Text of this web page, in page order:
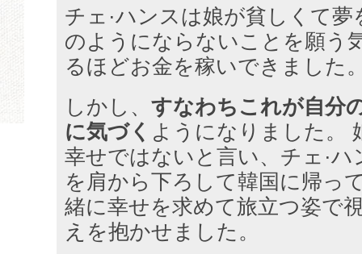
チェ·ハンスは娘が貧しくて
のようにならないことを願う
るほどお金を稼いできました
しかし、 すなわちこれが自分
に気づく ようになりました。
幸せではないと言い、チェ·
を肩から下ろして韓国に帰っ
緒に幸せを求めて旅立つ姿で
えを抱かせました。